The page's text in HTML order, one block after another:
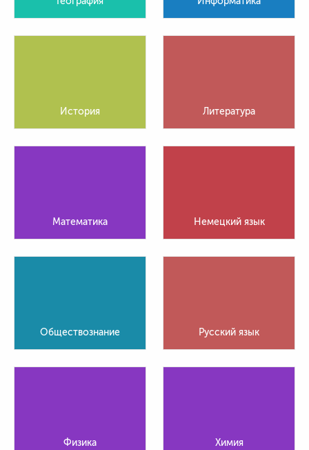
История Литература
Математика Немецкий язык
Обществознание Русский язык
Физика Химия